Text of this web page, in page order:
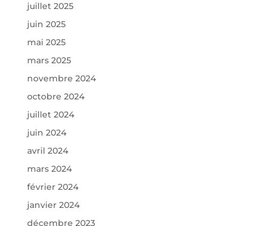
juillet 2025
juin 2025
mai 2025
mars 2025
novembre 2024
octobre 2024
juillet 2024
juin 2024
avril 2024
mars 2024
février 2024
janvier 2024
décembre 2023